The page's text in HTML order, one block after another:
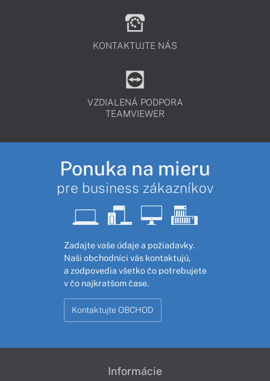
KONTAKTUJTE NÁS
VZDIALENÁ PODPORA
TEAMVIEWER
Ponuka na mieru
pre business zákazníkov
Zadajte vaše údaje a požiadavky.
Naši obchodníci vás kontaktujú,
a zodpovedia všetko čo potrebujete
v čo najkratšom čase.
Kontaktujte OBCHOD
Informácie